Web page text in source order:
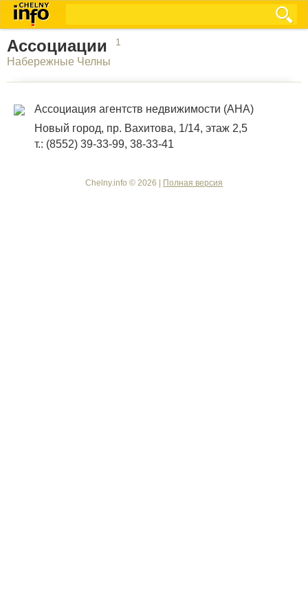
Ассоциации 1
Набережные Челны
Ассоциация агентств недвижимости (АНА)
Новый город, пр. Вахитова, 1/14, этаж 2,5
т.: (8552) 39-33-99, 38-33-41
Chelny.info © 2026 | Полная версия